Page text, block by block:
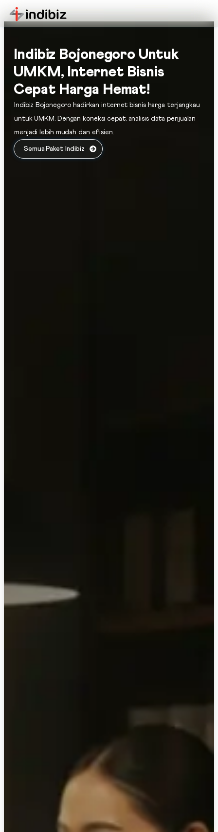
Indibiz Bojonegoro Untuk
UMKM, Internet Bisnis
Cepat Harga Hemat!
Indibiz Bojonegoro hadirkan internet bisnis harga terjangkau
untuk UMKM. Dengan koneksi cepat, analisis data penjualan
menjadi lebih mudah dan efisien.
Semua Paket Indibiz